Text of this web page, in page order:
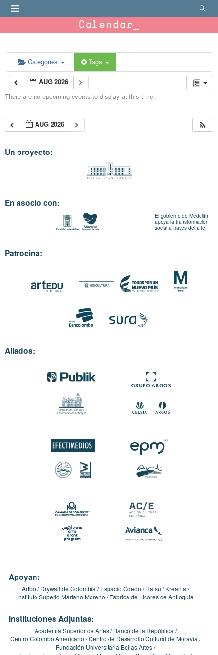
Calendar
Categories Tags
AUG 2026
There are no upcoming events to display at this time.
AUG 2026
Un proyecto:
En asocio con:
El gobierno de Medellín
apoya la transformación
social a través del arte.
Patrocina:
Aliados:
Apoyan:
Artbo Drywall de Colombia Espacio Odeón Hatsu
Kreanta
Instituto Superio Mariano Moreno
Fábrica de Licores de Antioquia
Instituciones Adjuntas:
Academia Superior de Artes
Banco de la República
Centro Colombo Americano Centro de Desarrollo Cultural de Moravia
Fundación Universitaria Bellas Artes